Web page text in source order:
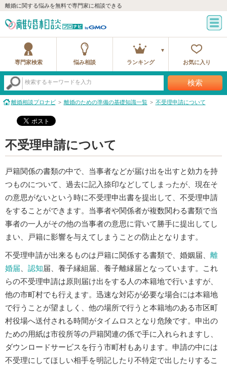
離婚に関する悩みを無料で専門家に相談できる
専門家検索 悩み相談 ランキング お気に入り
検索するキーワードを入力 検索
離婚相談プロナビ 離婚のための準備の基礎知識一覧 不受理申請について
不受理申請について
戸籍関係の書類の中で、当事者などが届け出を出すと効力を持
つものについて、過去に記入捺印などしてしまったが、現在そ
の意思がないという時に不受理申出書を提出して、不受理申請
をすることができます。当事者や関係者が複数関わる書類で当
事者の一人がその他の当事者の意思に背いて勝手に提出してし
まい、戸籍に影響を与えてしまうことの防止となります。
不受理申請が出来るものは戸籍に関係する書類で、婚姻届、 離
婚届、 認知届、養子縁組届、養子離縁届となっています。これ
らの不受理申請は原則届け出をする人の本籍地で行いますが、
他の市町村でも行えます。迅速な対応が必要な場合には本籍地
で行うことが望ましく、他の場所で行うと本籍地のある市区町
村役場へ送付される時間がタイムロスとなり危険です。申出の
ための用紙は市役所等の戸籍関連の係で手に入れられますし、
ダウンロードサービスを行う市町村もあります。申請の中には
不受理にしてほしい相手を明記したり不特定で出したりするこ